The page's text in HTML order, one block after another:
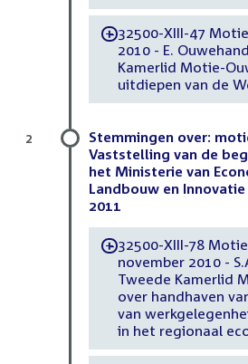
-32500-XIII-47
2010 - E.
Kamerlid Motie-
uitdiepen van de
Stemmingen over:
Vaststelling van de
het Ministerie van
Landbouw en
2011
-32500-XIII-78
november 2010 -
Tweede Kamerlid
over handhaven
van
in het regionaal
2